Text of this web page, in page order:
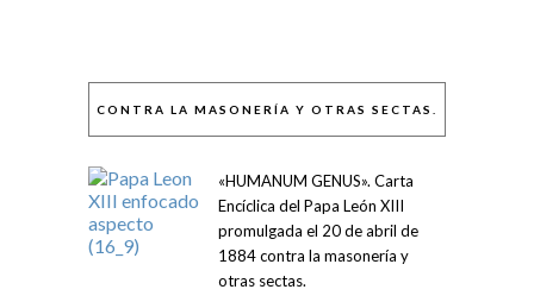
CONTRA LA MASONERÍA Y OTRAS SECTAS.
«HUMANUM GENUS». Carta
Encíclica del Papa León XIII
promulgada el 20 de abril de
1884 contra la masonería y
otras sectas.